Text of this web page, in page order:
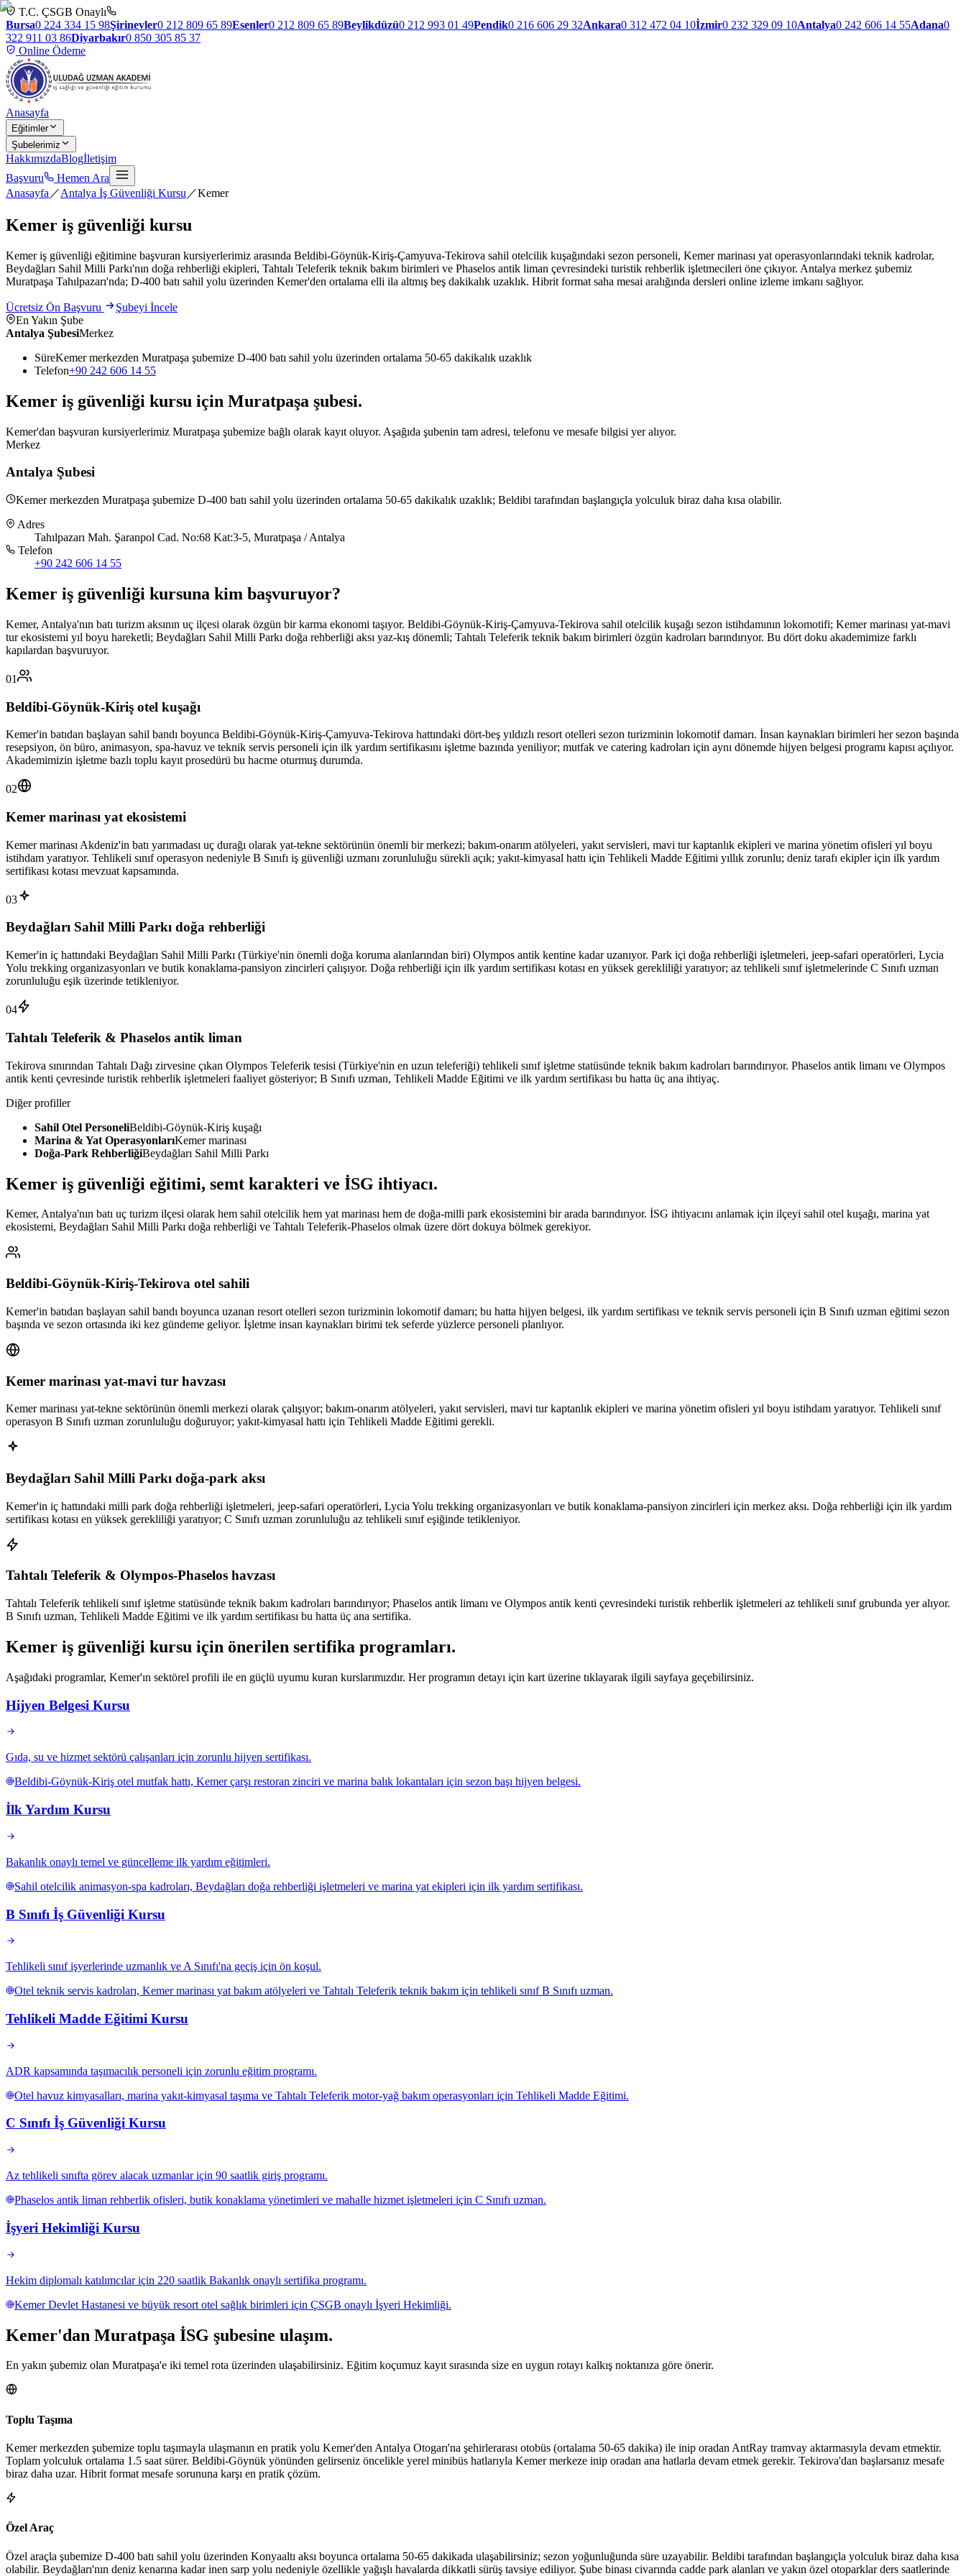
T.C. ÇSGB Onaylı
Bursa0 224 334 15 98Şirinevler0 212 809 65 89Esenler0 212 809 65 89Beylikdüzü0 212 993 01 49Pendik0 216 606 29 32Ankara0 312 472 04 10İzmir0 232 329 09 10Antalya0 242 606 14 55Adana0
322 911 03 86Diyarbakır0 850 305 85 37
Online Ödeme
Anasayfa
Eğitimler
Şubelerimiz
HakkımızdaBlogİletişim
Başvuru
Hemen Ara
Anasayfa ／Antalya İş Güvenliği Kursu ／Kemer
Kemer iş güvenliği kursu
Kemer iş güvenliği eğitimine başvuran kursiyerlerimiz arasında Beldibi-Göynük-Kiriş-Çamyuva-Tekirova sahil otelcilik kuşağındaki sezon personeli, Kemer marinası yat operasyonlarındaki teknik kadrolar,
Beydağları Sahil Milli Parkı'nın doğa rehberliği ekipleri, Tahtalı Teleferik teknik bakım birimleri ve Phaselos antik liman çevresindeki turistik rehberlik işletmecileri öne çıkıyor. Antalya merkez şubemiz
Muratpaşa Tahılpazarı'nda; D-400 batı sahil yolu üzerinden Kemer'den ortalama elli ila altmış beş dakikalık uzaklık. Hibrit format saha mesai aralığında dersleri online izleme imkanı sağlıyor.
Ücretsiz Ön Başvuru
Şubeyi İncele
En Yakın Şube
Antalya ŞubesiMerkez
SüreKemer merkezden Muratpaşa şubemize D-400 batı sahil yolu üzerinden ortalama 50-65 dakikalık uzaklık
Telefon+90 242 606 14 55
Kemer iş güvenliği kursu için Muratpaşa şubesi.
Kemer'dan başvuran kursiyerlerimiz Muratpaşa şubemize bağlı olarak kayıt oluyor. Aşağıda şubenin tam adresi, telefonu ve mesafe bilgisi yer alıyor.
Merkez
Antalya Şubesi
Kemer merkezden Muratpaşa şubemize D-400 batı sahil yolu üzerinden ortalama 50-65 dakikalık uzaklık; Beldibi tarafından başlangıçla yolculuk biraz daha kısa olabilir.
Adres
Tahılpazarı Mah. Şaranpol Cad. No:68 Kat:3-5, Muratpaşa / Antalya
Telefon
+90 242 606 14 55
Kemer iş güvenliği kursuna kim başvuruyor?
Kemer, Antalya'nın batı turizm aksının uç ilçesi olarak özgün bir karma ekonomi taşıyor. Beldibi-Göynük-Kiriş-Çamyuva-Tekirova sahil otelcilik kuşağı sezon istihdamının lokomotifi; Kemer marinası yat-mavi
tur ekosistemi yıl boyu hareketli; Beydağları Sahil Milli Parkı doğa rehberliği aksı yaz-kış dönemli; Tahtalı Teleferik teknik bakım birimleri özgün kadroları barındırıyor. Bu dört doku akademimize farklı
kapılardan başvuruyor.
01
Beldibi-Göynük-Kiriş otel kuşağı
Kemer'in batıdan başlayan sahil bandı boyunca Beldibi-Göynük-Kiriş-Çamyuva-Tekirova hattındaki dört-beş yıldızlı resort otelleri sezon turizminin lokomotif damarı. İnsan kaynakları birimleri her sezon başında
resepsiyon, ön büro, animasyon, spa-havuz ve teknik servis personeli için ilk yardım sertifikasını işletme bazında yeniliyor; mutfak ve catering kadroları için aynı dönemde hijyen belgesi programı kapısı açılıyor.
Akademimizin işletme bazlı toplu kayıt prosedürü bu hacme oturmuş durumda.
02
Kemer marinası yat ekosistemi
Kemer marinası Akdeniz'in batı yarımadası uç durağı olarak yat-tekne sektörünün önemli bir merkezi; bakım-onarım atölyeleri, yakıt servisleri, mavi tur kaptanlık ekipleri ve marina yönetim ofisleri yıl boyu
istihdam yaratıyor. Tehlikeli sınıf operasyon nedeniyle B Sınıfı iş güvenliği uzmanı zorunluluğu sürekli açık; yakıt-kimyasal hattı için Tehlikeli Madde Eğitimi yıllık zorunlu; deniz tarafı ekipler için ilk yardım
sertifikası kotası mevzuat kapsamında.
03
Beydağları Sahil Milli Parkı doğa rehberliği
Kemer'in iç hattındaki Beydağları Sahil Milli Parkı (Türkiye'nin önemli doğa koruma alanlarından biri) Olympos antik kentine kadar uzanıyor. Park içi doğa rehberliği işletmeleri, jeep-safari operatörleri, Lycia
Yolu trekking organizasyonları ve butik konaklama-pansiyon zincirleri çalışıyor. Doğa rehberliği için ilk yardım sertifikası kotası en yüksek gerekliliği yaratıyor; az tehlikeli sınıf işletmelerinde C Sınıfı uzman
zorunluluğu eşik üzerinde tetikleniyor.
04
Tahtalı Teleferik & Phaselos antik liman
Tekirova sınırından Tahtalı Dağı zirvesine çıkan Olympos Teleferik tesisi (Türkiye'nin en uzun teleferiği) tehlikeli sınıf işletme statüsünde teknik bakım kadroları barındırıyor. Phaselos antik limanı ve Olympos
antik kenti çevresinde turistik rehberlik işletmeleri faaliyet gösteriyor; B Sınıfı uzman, Tehlikeli Madde Eğitimi ve ilk yardım sertifikası bu hatta üç ana ihtiyaç.
Diğer profiller
Sahil Otel PersoneliBeldibi-Göynük-Kiriş kuşağı
Marina & Yat OperasyonlarıKemer marinası
Doğa-Park RehberliğiBeydağları Sahil Milli Parkı
Kemer iş güvenliği eğitimi, semt karakteri ve İSG ihtiyacı.
Kemer, Antalya'nın batı uç turizm ilçesi olarak hem sahil otelcilik hem yat marinası hem de doğa-milli park ekosistemini bir arada barındırıyor. İSG ihtiyacını anlamak için ilçeyi sahil otel kuşağı, marina yat
ekosistemi, Beydağları Sahil Milli Parkı doğa rehberliği ve Tahtalı Teleferik-Phaselos olmak üzere dört dokuya bölmek gerekiyor.
Beldibi-Göynük-Kiriş-Tekirova otel sahili
Kemer'in batıdan başlayan sahil bandı boyunca uzanan resort otelleri sezon turizminin lokomotif damarı; bu hatta hijyen belgesi, ilk yardım sertifikası ve teknik servis personeli için B Sınıfı uzman eğitimi sezon
başında ve sezon ortasında iki kez gündeme geliyor. İşletme insan kaynakları birimi tek seferde yüzlerce personeli planlıyor.
Kemer marinası yat-mavi tur havzası
Kemer marinası yat-tekne sektörünün önemli merkezi olarak çalışıyor; bakım-onarım atölyeleri, yakıt servisleri, mavi tur kaptanlık ekipleri ve marina yönetim ofisleri yıl boyu istihdam yaratıyor. Tehlikeli sınıf
operasyon B Sınıfı uzman zorunluluğu doğuruyor; yakıt-kimyasal hattı için Tehlikeli Madde Eğitimi gerekli.
Beydağları Sahil Milli Parkı doğa-park aksı
Kemer'in iç hattındaki milli park doğa rehberliği işletmeleri, jeep-safari operatörleri, Lycia Yolu trekking organizasyonları ve butik konaklama-pansiyon zincirleri için merkez aksı. Doğa rehberliği için ilk yardım
sertifikası kotası en yüksek gerekliliği yaratıyor; C Sınıfı uzman zorunluluğu az tehlikeli sınıf eşiğinde tetikleniyor.
Tahtalı Teleferik & Olympos-Phaselos havzası
Tahtalı Teleferik tehlikeli sınıf işletme statüsünde teknik bakım kadroları barındırıyor; Phaselos antik limanı ve Olympos antik kenti çevresindeki turistik rehberlik işletmeleri az tehlikeli sınıf grubunda yer alıyor.
B Sınıfı uzman, Tehlikeli Madde Eğitimi ve ilk yardım sertifikası bu hatta üç ana sertifika.
Kemer iş güvenliği kursu için önerilen sertifika programları.
Aşağıdaki programlar, Kemer'ın sektörel profili ile en güçlü uyumu kuran kurslarımızdır. Her programın detayı için kart üzerine tıklayarak ilgili sayfaya geçebilirsiniz.
Hijyen Belgesi Kursu
Gıda, su ve hizmet sektörü çalışanları için zorunlu hijyen sertifikası.
Beldibi-Göynük-Kiriş otel mutfak hattı, Kemer çarşı restoran zinciri ve marina balık lokantaları için sezon başı hijyen belgesi.
İlk Yardım Kursu
Bakanlık onaylı temel ve güncelleme ilk yardım eğitimleri.
Sahil otelcilik animasyon-spa kadroları, Beydağları doğa rehberliği işletmeleri ve marina yat ekipleri için ilk yardım sertifikası.
B Sınıfı İş Güvenliği Kursu
Tehlikeli sınıf işyerlerinde uzmanlık ve A Sınıfı'na geçiş için ön koşul.
Otel teknik servis kadroları, Kemer marinası yat bakım atölyeleri ve Tahtalı Teleferik teknik bakım için tehlikeli sınıf B Sınıfı uzman.
Tehlikeli Madde Eğitimi Kursu
ADR kapsamında taşımacılık personeli için zorunlu eğitim programı.
Otel havuz kimyasalları, marina yakıt-kimyasal taşıma ve Tahtalı Teleferik motor-yağ bakım operasyonları için Tehlikeli Madde Eğitimi.
C Sınıfı İş Güvenliği Kursu
Az tehlikeli sınıfta görev alacak uzmanlar için 90 saatlik giriş programı.
Phaselos antik liman rehberlik ofisleri, butik konaklama yönetimleri ve mahalle hizmet işletmeleri için C Sınıfı uzman.
İşyeri Hekimliği Kursu
Hekim diplomalı katılımcılar için 220 saatlik Bakanlık onaylı sertifika programı.
Kemer Devlet Hastanesi ve büyük resort otel sağlık birimleri için ÇSGB onaylı İşyeri Hekimliği.
Kemer'dan Muratpaşa İSG şubesine ulaşım.
En yakın şubemiz olan Muratpaşa'e iki temel rota üzerinden ulaşabilirsiniz. Eğitim koçumuz kayıt sırasında size en uygun rotayı kalkış noktanıza göre önerir.
Toplu Taşıma
Kemer merkezden şubemize toplu taşımayla ulaşmanın en pratik yolu Kemer'den Antalya Otogarı'na şehirlerarası otobüs (ortalama 50-65 dakika) ile inip oradan AntRay tramvay aktarmasıyla devam etmektir.
Toplam yolculuk ortalama 1.5 saat sürer. Beldibi-Göynük yönünden gelirseniz öncelikle yerel minibüs hatlarıyla Kemer merkeze inip oradan ana hatlarla devam etmek gerekir. Tekirova'dan başlarsanız mesafe
biraz daha uzar. Hibrit format mesafe sorununa karşı en pratik çözüm.
Özel Araç
Özel araçla şubemize D-400 batı sahil yolu üzerinden Konyaaltı aksı boyunca ortalama 50-65 dakikada ulaşabilirsiniz; sezon yoğunluğunda süre uzayabilir. Beldibi tarafından başlangıçla yolculuk biraz daha kısa
olabilir. Beydağları'nın deniz kenarına kadar inen sarp yolu nedeniyle özellikle yağışlı havalarda dikkatli sürüş tavsiye ediliyor. Şube binası civarında cadde park alanları ve yakın özel otoparklar ders saatlerinde